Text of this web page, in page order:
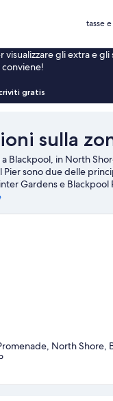
tasse
visualizzare gli extra e
gratis
sulla
Blackpool, in North
Pier sono due delle
Gardens e Blackpool
& Leisure Centre e
North Shore,